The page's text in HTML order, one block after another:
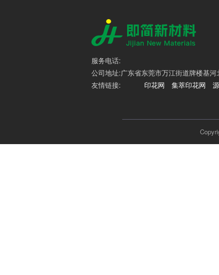
服务电话:
公司地址:广东省东莞市万江街道牌楼基
友情链接:
印花网 集萃印花网